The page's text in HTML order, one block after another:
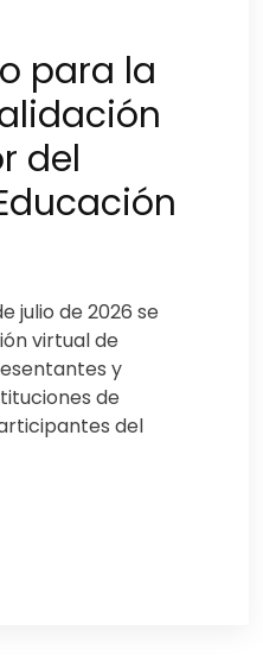
para la
del
julio de 2026 se
virtual de
y
de
del